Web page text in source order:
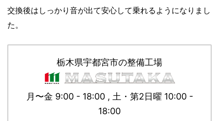
交換後はしっかり音が出て安心して乗れるようになりまし
た。
栃木県宇都宮市の整備工場
月〜金 9:00 - 18:00 , 土・第2日曜 10:00 -
18:00